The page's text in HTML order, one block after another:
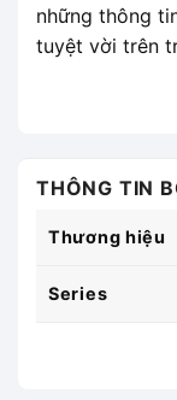
những thông
tuyệt vời trên
THÔNG TIN
Thương hiệu
Series